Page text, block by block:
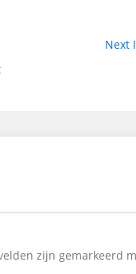
Next
zijn gemarkeerd